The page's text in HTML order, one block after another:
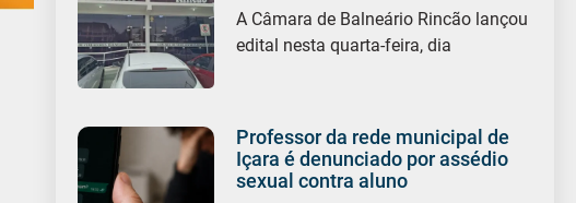
A Câmara de Balneário Rincão lançou
edital nesta quarta-feira, dia
Professor da rede municipal de
Içara é denunciado por assédio
sexual contra aluno